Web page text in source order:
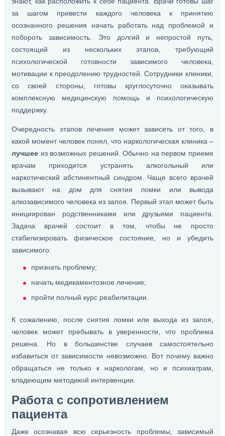
за шагом привести каждого человека к принятию
осознанного решения начать работать над проблемой и
побороть зависимость. Это долгий и непростой путь,
состоящий из нескольких этапов, требующий
психологической готовности зависимого человека,
мотивации к преодолению трудностей. Сотрудники клиники,
со своей стороны, готовы круглосуточно оказывать
комплексную медицинскую помощь и психологическую
поддержку.
Очередность этапов лечения может зависеть от того, в
какой момент человек понял, что наркологическая клиника –
лучшее из возможных решений. Обычно на первом приеме
врачам приходится устранять алкогольный или
наркотический абстинентный синдром. Чаще всего врачей
вызывают на дом для снятия ломки или вывода
алкозависимого человека из запоя. Первый этап может быть
инициирован родственниками или друзьями пациента.
Задача врачей состоит в том, чтобы не просто
стабилизировать физическое состояние, но и убедить
зависимого:
признать проблему;
начать медикаментозное лечение;
пройти полный курс реабилитации.
К сожалению, после снятия ломки или выхода из запоя,
человек может пребывать в уверенности, что проблема
решена. Но в большинстве случаев самостоятельно
избавиться от зависимости невозможно. Вот почему важно
обращаться не только к наркологам, но и психиатрам,
владеющим методикой интервенции.
Работа с сопротивлением
пациента
Даже осознавая всю серьезность проблемы, зависимый